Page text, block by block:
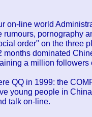
on-line world
rumours, pornography
order" on the three
months dominated
a million
QQ in 1999: the
young people in
talk on-line.